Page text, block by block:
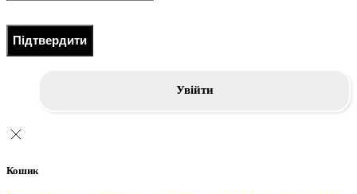
Підтвердити
Увійти
Кошик